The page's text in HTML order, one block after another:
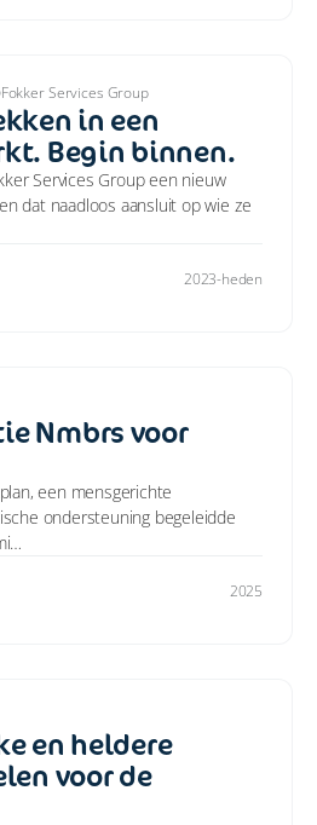
Fokker Services Group
in een
Begin binnen.
Services Group een nieuw
dat naadloos aansluit op wie ze
2023-heden
Nmbrs voor
een mensgerichte
ondersteuning begeleidde
2025
en heldere
voor de